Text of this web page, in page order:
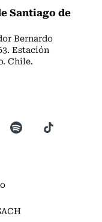
Santiago de
Bernardo
Estación
Chile.